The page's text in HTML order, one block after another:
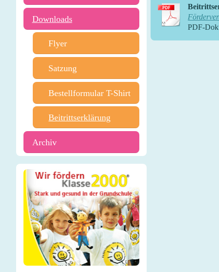
PDF-
Downloads
Flyer
Satzung
Bestellformular T-Shirt
Beitrittserklärung
Archiv